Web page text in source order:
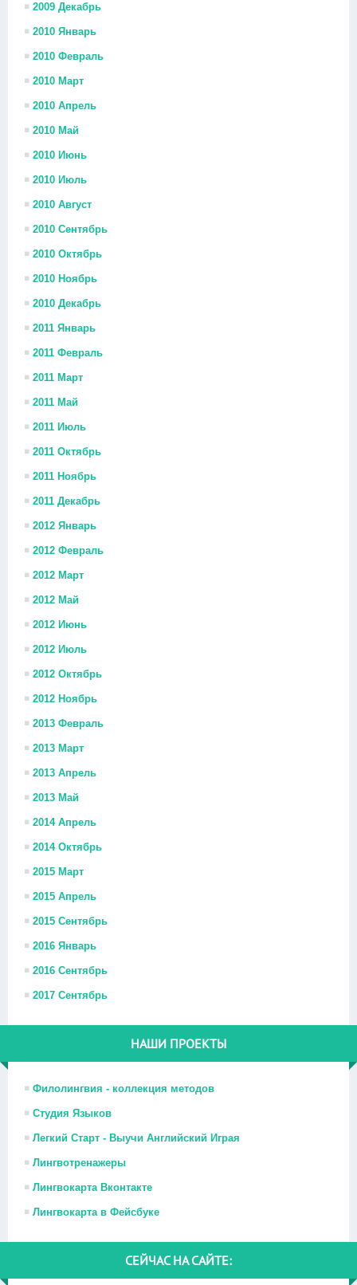
2009 Декабрь
2010 Январь
2010 Февраль
2010 Март
2010 Апрель
2010 Май
2010 Июнь
2010 Июль
2010 Август
2010 Сентябрь
2010 Октябрь
2010 Ноябрь
2010 Декабрь
2011 Январь
2011 Февраль
2011 Март
2011 Май
2011 Июль
2011 Октябрь
2011 Ноябрь
2011 Декабрь
2012 Январь
2012 Февраль
2012 Март
2012 Май
2012 Июнь
2012 Июль
2012 Октябрь
2012 Ноябрь
2013 Февраль
2013 Март
2013 Апрель
2013 Май
2014 Апрель
2014 Октябрь
2015 Март
2015 Апрель
2015 Сентябрь
2016 Январь
2016 Сентябрь
2017 Сентябрь
НАШИ ПРОЕКТЫ
Филолингвия - коллекция методов
Студия Языков
Легкий Старт - Выучи Английский Играя
Лингвотренажеры
Лингвокарта Вконтакте
Лингвокарта в Фейсбуке
СЕЙЧАС НА САЙТЕ: